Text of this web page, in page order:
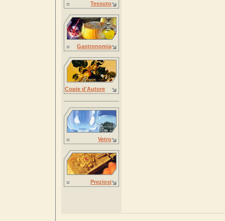
Tessuto
Gastronomia
Copie d'Autore
Vetro
Preziosi